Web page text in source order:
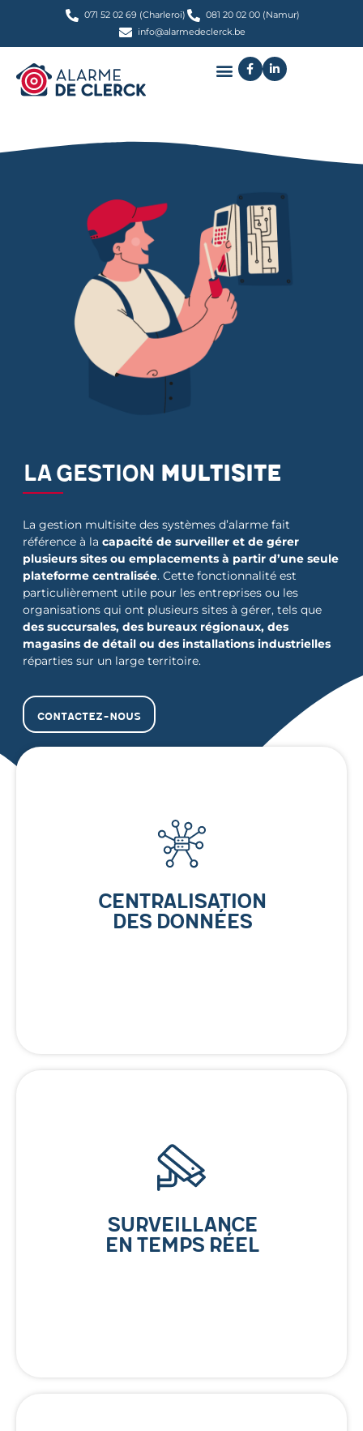
071 52 02 69 (Charleroi)
081 20 02 00 (Namur)
info@alarmedeclerck.be
La gestion multisite
La gestion multisite des systèmes d’alarme fait
référence à la capacité de surveiller et de gérer
plusieurs sites ou emplacements à partir d’une seule
plateforme centralisée. Cette fonctionnalité est
particulièrement utile pour les entreprises ou les
organisations qui ont plusieurs sites à gérer, tels que
des succursales, des bureaux régionaux, des
magasins de détail ou des installations industrielles
réparties sur un large territoire.
Contactez-nous
Centralisation
des Données
Surveillance
en Temps Réel